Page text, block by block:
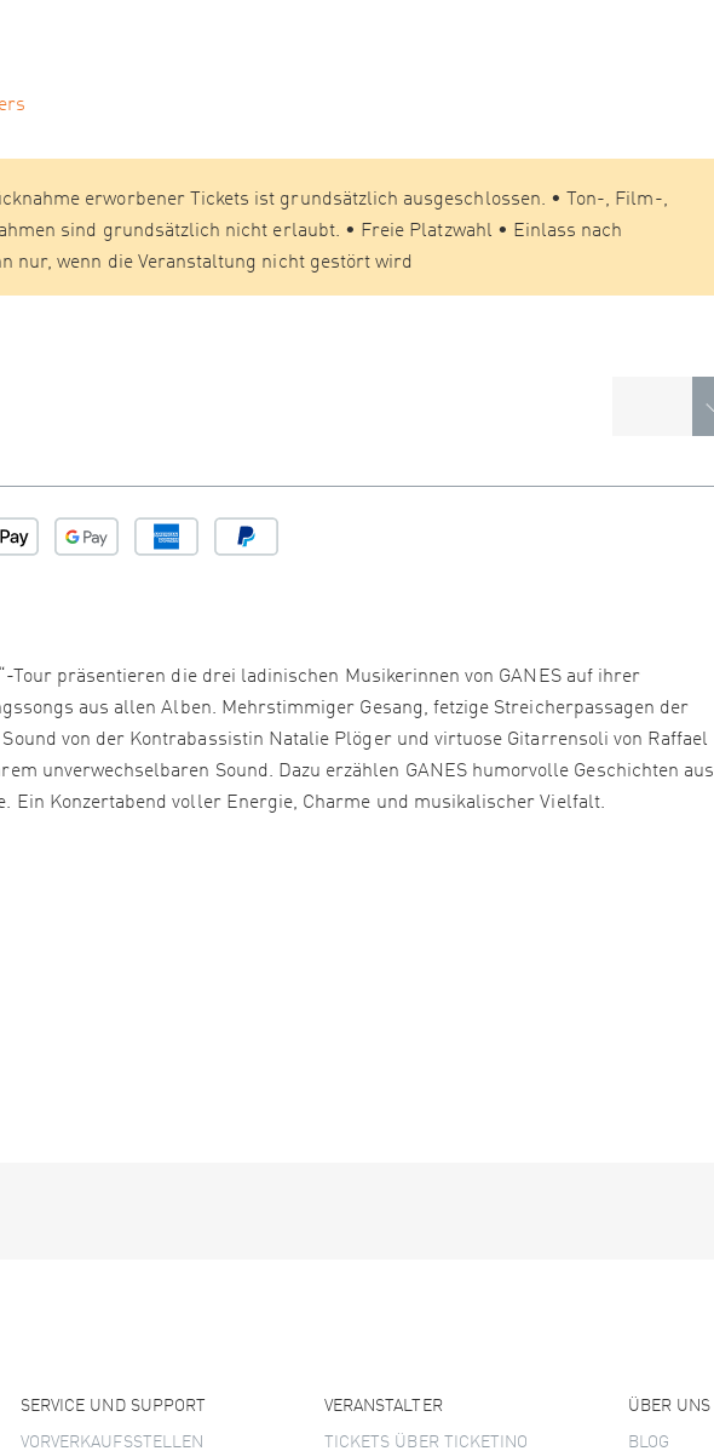
erworbener Tickets ist grundsätzlich ausgeschlossen. • Ton-, Film-,
sind grundsätzlich nicht erlaubt. • Freie Platzwahl • Einlass nach
nur, wenn die Veranstaltung nicht gestört wird
Tour präsentieren die drei ladinischen Musikerinnen von GANES auf ihrer
aus allen Alben. Mehrstimmiger Gesang, fetzige Streicherpassagen der
von der Kontrabassistin Natalie Plöger und virtuose Gitarrensoli von Raffael
unverwechselbaren Sound. Dazu erzählen GANES humorvolle Geschichten aus
Ein Konzertabend voller Energie, Charme und musikalischer Vielfalt.
SERVICE UND SUPPORT
VORVERKAUFSSTELLEN
VERANSTALTER
TICKETS ÜBER TICKETINO
ÜBER UNS
BLOG